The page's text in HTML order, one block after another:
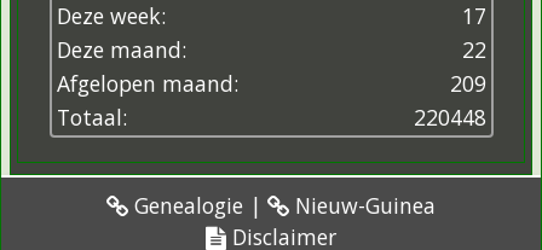
Deze week:
17
Deze maand:
22
Afgelopen maand:
209
Totaal:
220448
Genealogie |
Nieuw-Guinea
Disclaimer